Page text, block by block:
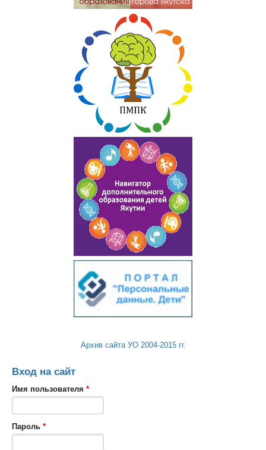
Архив сайта УО 2004-2015 гг.
Вход на сайт
Имя пользователя *
Пароль *